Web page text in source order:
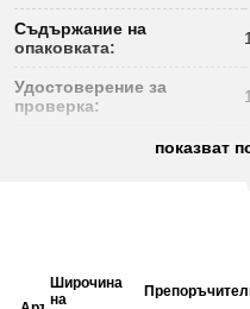
Съдържание на
опаковката:
1
Удостоверение за
проверка:
Функции – атрибут 1:показват
Широчина
на